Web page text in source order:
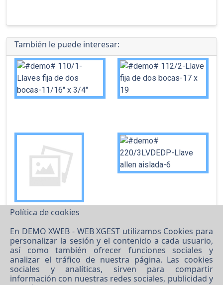
También le puede interesar:
Política de cookies
En DEMO XWEB - WEB XGEST utilizamos Cookies para
personalizar la sesión y el contenido a cada usuario,
así como también ofrecer funciones sociales y
analizar el tráfico de nuestra página. Las cookies
sociales y analíticas, sirven para compartir
información con nuestras redes sociales, publicidad y